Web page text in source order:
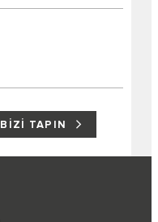
BIZI TAPIN